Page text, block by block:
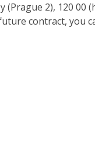
(Prague 2), 120 00
contract, you